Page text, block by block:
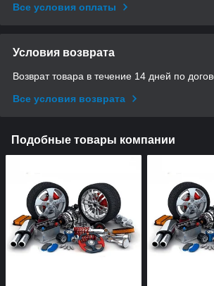
Все условия оплаты
Условия возврата
Возврат товара в течение 14 дней по
Все условия возврата
Подобные товары компании